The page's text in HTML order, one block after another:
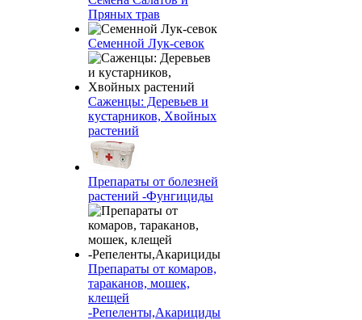
Пряных трав
Семенной Лук-севок
Саженцы: Деревьев и
кустарников, Хвойных
растений
Препараты от болезней
растений -Фунгициды
Препараты от комаров,
тараканов, мошек,
клещей
-Репеленты,Акарициды